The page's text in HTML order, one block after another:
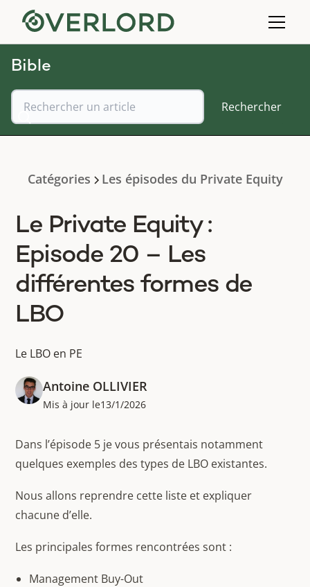
Bible
Catégories Les épisodes du Private Equity
Le Private Equity :
Episode 20 – Les
différentes formes de
LBO
Le LBO en PE
Antoine OLLIVIER
Mis à jour le13/1/2026
Dans l’épisode 5 je vous présentais notamment
quelques exemples des types de LBO existantes.
Nous allons reprendre cette liste et expliquer
chacune d’elle.
Les principales formes rencontrées sont :
Management Buy-Out